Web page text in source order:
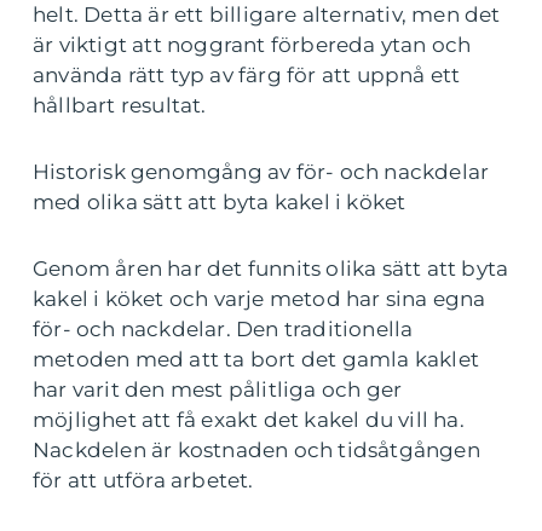
helt. Detta är ett billigare alternativ, men det
är viktigt att noggrant förbereda ytan och
använda rätt typ av färg för att uppnå ett
hållbart resultat.
Historisk genomgång av för- och nackdelar
med olika sätt att byta kakel i köket
Genom åren har det funnits olika sätt att byta
kakel i köket och varje metod har sina egna
för- och nackdelar. Den traditionella
metoden med att ta bort det gamla kaklet
har varit den mest pålitliga och ger
möjlighet att få exakt det kakel du vill ha.
Nackdelen är kostnaden och tidsåtgången
för att utföra arbetet.